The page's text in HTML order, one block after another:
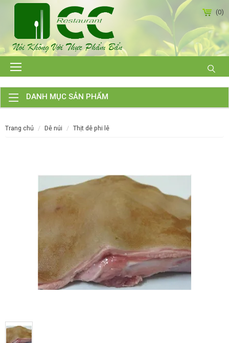
(0)
DANH MỤC SẢN PHẨM
trang chủ dê núi thịt dê phi lê